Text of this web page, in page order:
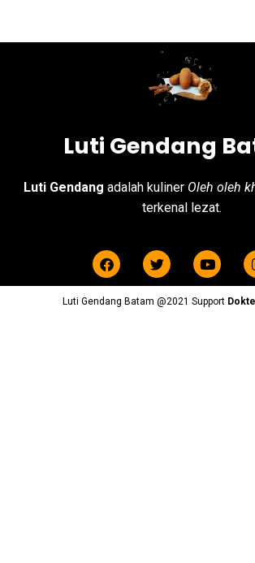
Luti Gendang
Luti Gendang adalah kuliner Oleh oleh
terkenal lezat.
Luti Gendang Batam @2021 Support